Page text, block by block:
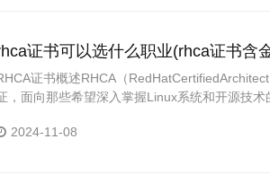
证书可以选什么职业(rhca证书含
证书概述RHCA（
，面向那些希望深入掌握Linux系统和开源技
和更好的职业发展机会。对于获得RHCA证书
2024-11-08